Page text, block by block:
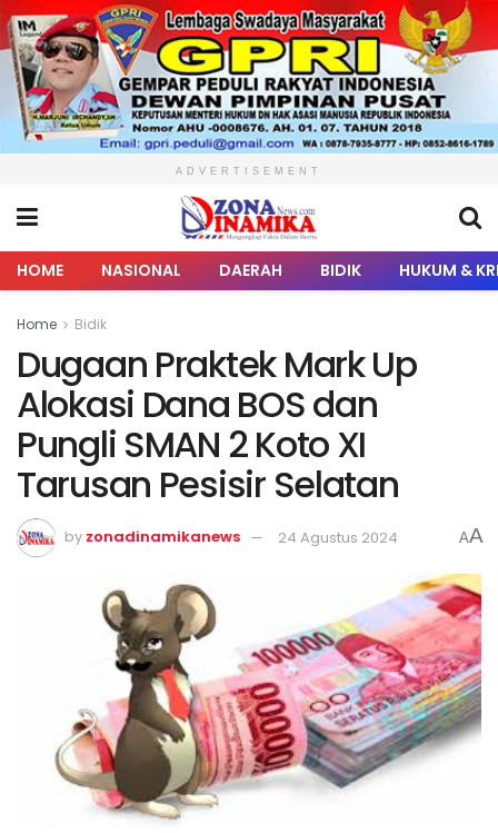
ADVERTISEMENT
HOME NASIONAL DAERAH BIDIK HUKUM &
Home Bidik
Dugaan Praktek Mark Up
Alokasi Dana BOS dan
Pungli SMAN 2 Koto XI
Tarusan Pesisir Selatan
by zonadinamikanews 24 Agustus 2024 AA